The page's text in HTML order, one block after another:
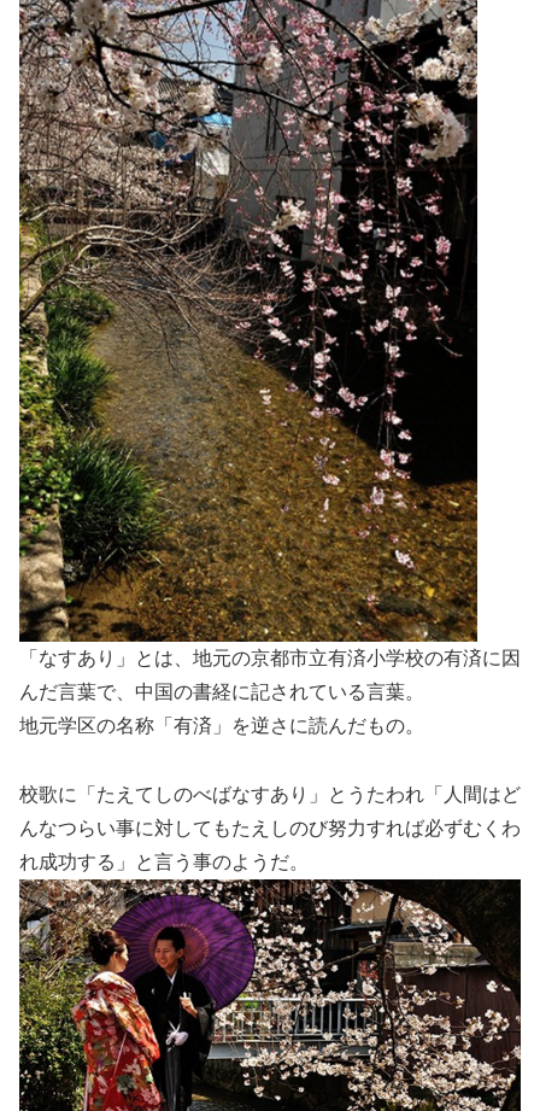
「なすあり」とは、地元の京都市立有済小学校の有済に因
んだ言葉で、中国の書経に記されている言葉。
地元学区の名称「有済」を逆さに読んだもの。
校歌に「たえてしのべばなすあり」とうたわれ「人間はど
んなつらい事に対してもたえしのび努力すれば必ずむくわ
れ成功する」と言う事のようだ。